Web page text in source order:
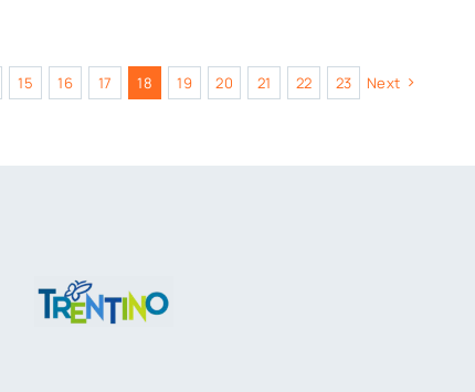
15 16 17 18 19 20 21 22 23 Next